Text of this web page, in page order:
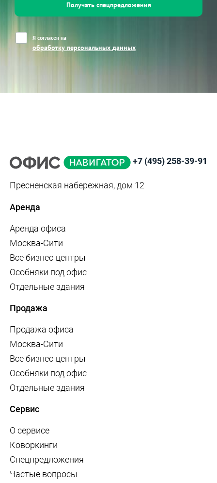
Получать спецпредложения
Я согласен на
обработку персональных данных
+7 (495) 258-39-91
Пресненская набережная, дом 12
Аренда
Аренда офиса
Москва-Сити
Все бизнес-центры
Особняки под офис
Отдельные здания
Продажа
Продажа офиса
Москва-Сити
Все бизнес-центры
Особняки под офис
Отдельные здания
Сервис
О сервисе
Коворкинги
Спецпредложения
Частые вопросы